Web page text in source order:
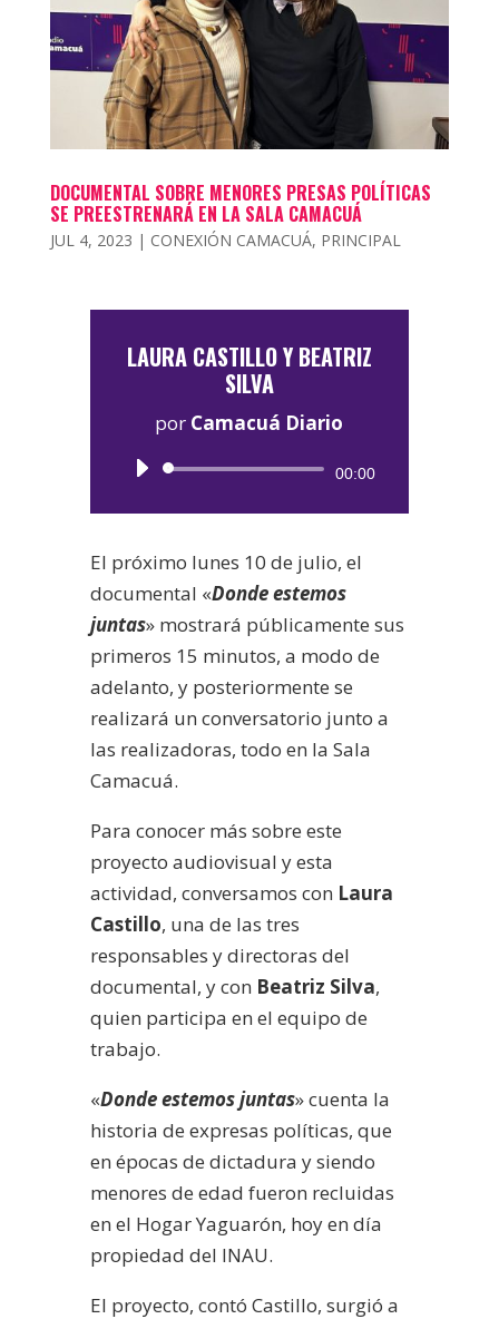
DOCUMENTAL SOBRE MENORES PRESAS POLÍTICAS
SE PREESTRENARÁ EN LA SALA CAMACUÁ
JUL 4, 2023 | CONEXIÓN CAMACUÁ, PRINCIPAL
LAURA CASTILLO Y BEATRIZ
SILVA
por Camacuá Diario
Reproductor
00:00
El próximo lunes 10 de julio, el
documental «Donde estemos
juntas» mostrará públicamente sus
primeros 15 minutos, a modo de
adelanto, y posteriormente se
realizará un conversatorio junto a
las realizadoras, todo en la Sala
Camacuá.
Para conocer más sobre este
proyecto audiovisual y esta
actividad, conversamos con Laura
Castillo, una de las tres
responsables y directoras del
documental, y con Beatriz Silva,
quien participa en el equipo de
trabajo.
«Donde estemos juntas» cuenta la
historia de expresas políticas, que
en épocas de dictadura y siendo
menores de edad fueron recluidas
en el Hogar Yaguarón, hoy en día
propiedad del INAU.
El proyecto, contó Castillo, surgió a